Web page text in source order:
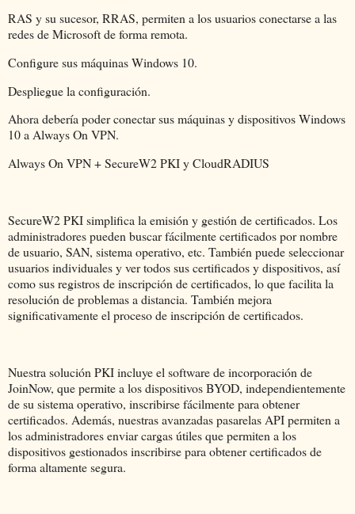
RAS y su sucesor, RRAS, permiten a los usuarios conectarse a las
redes de Microsoft de forma remota.
Configure sus máquinas Windows 10.
Despliegue la configuración.
Ahora debería poder conectar sus máquinas y dispositivos Windows
10 a Always On VPN.
Always On VPN + SecureW2 PKI y CloudRADIUS
SecureW2 PKI simplifica la emisión y gestión de certificados. Los
administradores pueden buscar fácilmente certificados por nombre
de usuario, SAN, sistema operativo, etc. También puede seleccionar
usuarios individuales y ver todos sus certificados y dispositivos, así
como sus registros de inscripción de certificados, lo que facilita la
resolución de problemas a distancia. También mejora
significativamente el proceso de inscripción de certificados.
Nuestra solución PKI incluye el software de incorporación de
JoinNow, que permite a los dispositivos BYOD, independientemente
de su sistema operativo, inscribirse fácilmente para obtener
certificados. Además, nuestras avanzadas pasarelas API permiten a
los administradores enviar cargas útiles que permiten a los
dispositivos gestionados inscribirse para obtener certificados de
forma altamente segura.